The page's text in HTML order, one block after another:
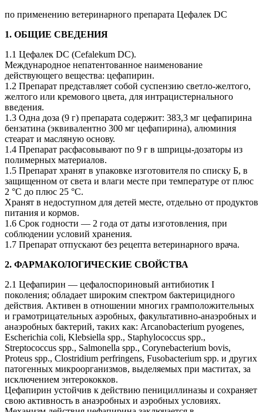
по применению ветеринарного препарата Цефалек DC
1. ОБЩИЕ СВЕДЕНИЯ
1.1 Цефалек DC (Cefalekum DC).
Международное непатентованное наименование
действующего вещества: цефапирин.
1.2 Препарат представляет собой суспензию светло-желтого,
желтого или кремового цвета, для интрацистернального
введения.
1.3 Одна доза (9 г) препарата содержит: 383,3 мг цефапирина
бензатина (эквивалентно 300 мг цефапирина), алюминия
стеарат и масляную основу.
1.4 Препарат расфасовывают по 9 г в шприцы-дозаторы из
полимерных материалов.
1.5 Препарат хранят в упаковке изготовителя по списку Б, в
защищенном от света и влаги месте при температуре от плюс
2 °C до плюс 25 °C.
Хранят в недоступном для детей месте, отдельно от продуктов
питания и кормов.
1.6 Срок годности — 2 года от даты изготовления, при
соблюдении условий хранения.
1.7 Препарат отпускают без рецепта ветеринарного врача.
2. ФАРМАКОЛОГИЧЕСКИЕ СВОЙСТВА
2.1 Цефапирин — цефалоспориновый антибиотик I
поколения; обладает широким спектром бактерицидного
действия. Активен в отношении многих грамположительных
и грамотрицательных аэробных, факультативно-анаэробных и
анаэробных бактерий, таких как: Arcanobacterium pyogenes,
Escherichia coli, Klebsiella spp., Staphylococcus spp.,
Streptococcus spp., Salmonella spp., Corynebacterium bovis,
Proteus spp., Clostridium perfringens, Fusobacterium spp. и других
патогенных микроорганизмов, выделяемых при маститах, за
исключением энтерококков.
Цефапирин устойчив к действию пенициллиназы и сохраняет
свою активность в анаэробных и аэробных условиях.